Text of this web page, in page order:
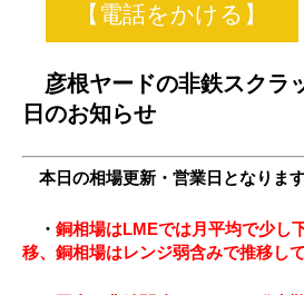
【電話をかける】
彦根ヤードの非鉄スクラ
日のお知らせ
本日の相場更新・営業日となりま
・ 銅相場はLMEでは月平均で少し
移、銅相場はレンジ弱含みで推移し